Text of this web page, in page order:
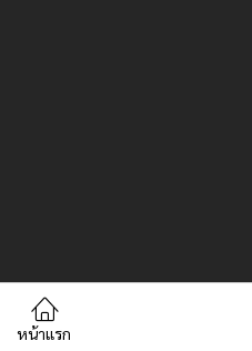
หน้าแรก